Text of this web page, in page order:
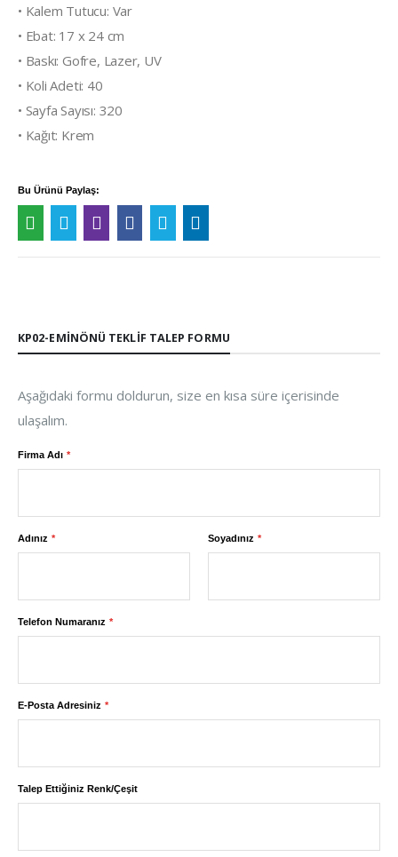
• Kalem Tutucu: Var
• Ebat: 17 x 24 cm
• Baskı: Gofre, Lazer, UV
• Koli Adeti: 40
• Sayfa Sayısı: 320
• Kağıt: Krem
Bu Ürünü Paylaş:
KP02-EMINÖNÜ TEKLIF TALEP FORMU
Aşağıdaki formu doldurun, size en kısa süre içerisinde
ulaşalım.
Firma Adı
Adınız Soyadınız
Telefon Numaranız
E-Posta Adresiniz
Talep Ettiğiniz Renk/Çeşit